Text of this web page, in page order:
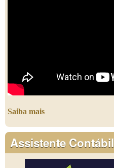
Saiba mais
Assistente Contábil